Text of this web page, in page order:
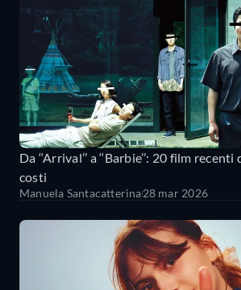
Da ‘‘Arrival’’ a ‘‘Barbie’’: 20 film
costi
Manuela Santacatterina28 mar 2026